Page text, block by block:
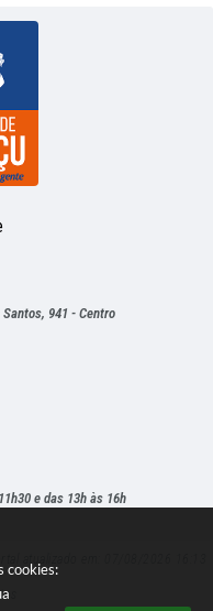
cookies:
941 - Centro
e das 13h às 16h